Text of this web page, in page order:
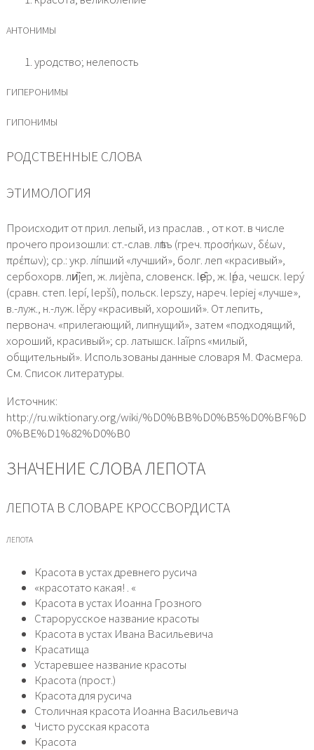
АНТОНИМЫ
уродство; нелепость
ГИПЕРОНИМЫ
ГИПОНИМЫ
РОДСТВЕННЫЕ СЛОВА
ЭТИМОЛОГИЯ
Происходит от прил. лепый, из праслав. , от кот. в числе
прочего произошли: ст.-слав. лѣпъ (греч. προσήκων, δέων,
πρέπων); ср.: укр. лíпший «лучший», болг. леп «красивый»,
сербохорв. ли̏jеп, ж. лиjѐпа, словенск. lе̣̑р, ж. lẹ́ра, чешск. lерý
(сравн. степ. lерí, lерší), польск. lерszу, нареч. lерiеj «лучше»,
в.-луж., н.-луж. lěpy «красивый, хороший». От лепить,
первонач. «прилегающий, липнущий», затем «подходящий,
хороший, красивый»; ср. латышск. laĩpns «милый,
общительный». Использованы данные словаря М. Фасмера.
См. Список литературы.
Источник:
http://ru.wiktionary.org/wiki/%D0%BB%D0%B5%D0%BF%D
0%BE%D1%82%D0%B0
ЗНАЧЕНИЕ СЛОВА ЛЕПОТА
ЛЕПОТА В СЛОВАРЕ КРОССВОРДИСТА
ЛЕПОТА
Красота в устах древнего русича
«красотато какая! . «
Красота в устах Иоанна Грозного
Старорусское название красоты
Красота в устах Ивана Васильевича
Красатища
Устаревшее название красоты
Красота (прост.)
Красота для русича
Столичная красота Иоанна Васильевича
Чисто русская красота
Красота